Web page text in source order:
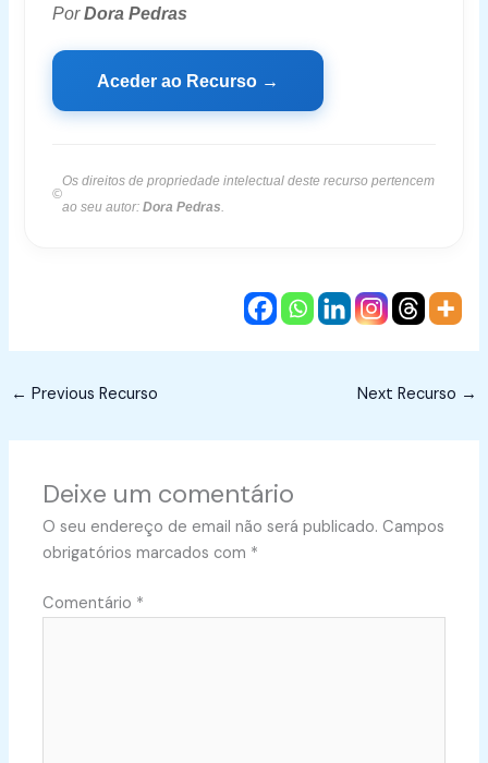
PorDora Pedras
Aceder ao Recurso →
©
Os direitos de propriedade intelectual deste recurso pertencem
ao seu autor:Dora Pedras.
← Previous Recurso Next Recurso →
Deixe um comentário
O seu endereço de email não será publicado. Campos
obrigatórios marcados com *
Comentário *